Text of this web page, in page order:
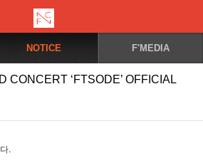
NOTICE F'MEDIA
CONCERT ‘FTSODE’ OFFICIAL
.